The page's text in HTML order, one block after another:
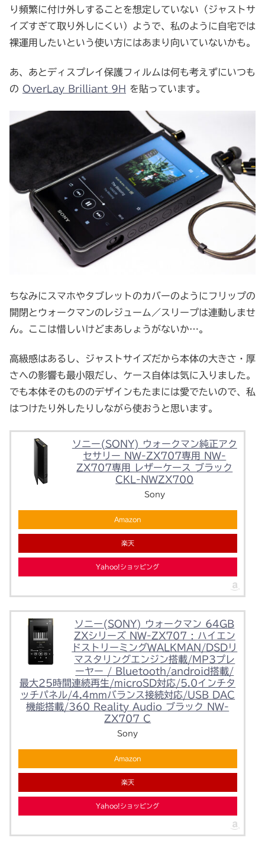
り頻繁に付け外しすることを想定していない（ジャストサ
イズすぎて取り外しにくい）ようで、私のように自宅では
裸運用したいという使い方にはあまり向いていないかも。
あ、あとディスプレイ保護フィルムは何も考えずにいつも
の OverLay Brilliant 9H を貼っています。
ちなみにスマホやタブレットのカバーのようにフリップの
開閉とウォークマンのレジューム／スリープは連動しませ
ん。ここは惜しいけどまあしょうがないか…。
高級感はあるし、ジャストサイズだから本体の大きさ・厚
さへの影響も最小限だし、ケース自体は気に入りました。
でも本体そのもののデザインもたまには愛でたいので、私
はつけたり外したりしながら使おうと思います。
ソニー(SONY) ウォークマン純正アク
セサリー NW-ZX707専用 NW-
ZX707専用 レザーケース ブラック
CKL-NWZX700
Sony
Amazon
楽天
Yahoo!ショッピング
ソニー(SONY) ウォークマン 64GB
ZXシリーズ NW-ZX707 : ハイエン
ドストリーミングWALKMAN/DSDリ
マスタリングエンジン搭載/MP3プレ
ーヤー / Bluetooth/android搭載/
最大25時間連続再生/microSD対応/5.0インチタ
ッチパネル/4.4mmバランス接続対応/USB DAC
機能搭載/360 Reality Audio ブラック NW-
ZX707 C
Sony
Amazon
楽天
Yahoo!ショッピング